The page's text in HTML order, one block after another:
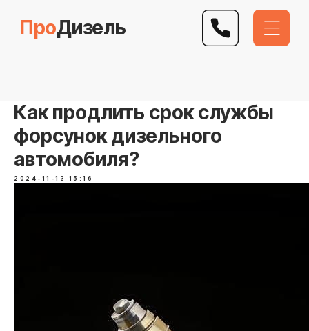
ПроДизель
Как продлить срок службы
форсунок дизельного
автомобиля?
2024-11-13 15:16